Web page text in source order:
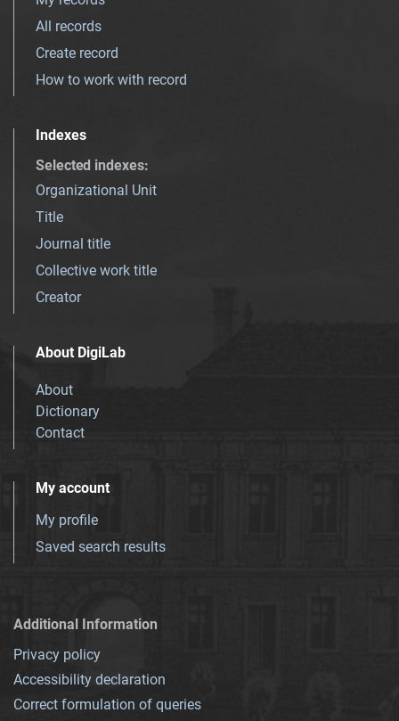
All records
Create record
How to work with record
Indexes
Selected indexes:
Organizational Unit
Title
Journal title
Collective work title
Creator
About DigiLab
About
Dictionary
Contact
My account
My profile
Saved search results
Additional Information
Privacy policy
Accessibility declaration
Correct formulation of queries